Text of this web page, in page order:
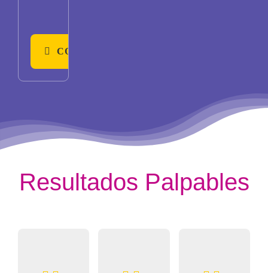
CONTÁCTANOS
Resultados Palpables